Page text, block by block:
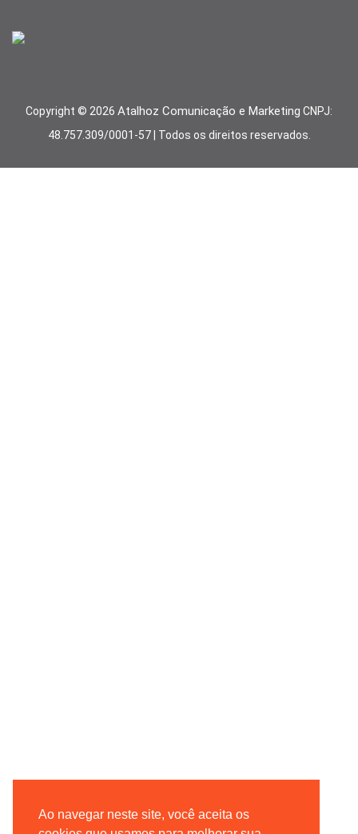
Ao navegar neste site, você aceita os
Copyright © 2026 Atalhoz Comunicação e Marketing CNPJ:
48.757.309/0001-57 | Todos os direitos reservados.